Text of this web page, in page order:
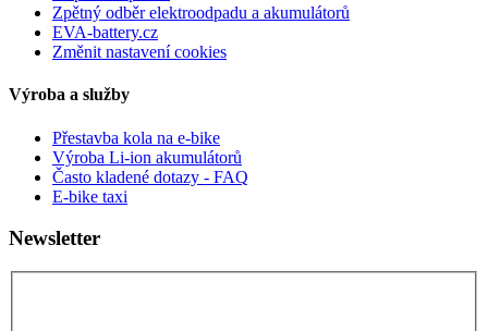
Zpětný odběr elektroodpadu a akumulátorů
EVA-battery.cz
Změnit nastavení cookies
Výroba a služby
Přestavba kola na e-bike
Výroba Li-ion akumulátorů
Často kladené dotazy - FAQ
E-bike taxi
Newsletter